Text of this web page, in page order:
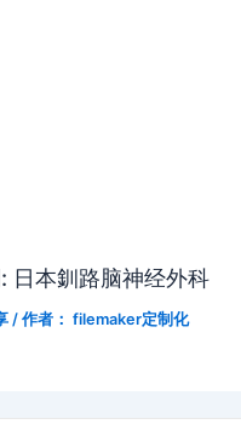
日本釧路脑神经外科
/ 作者： filemaker定制化